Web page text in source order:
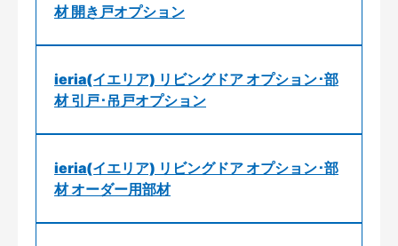
材 開き戸オプション
ieria(イエリア) リビングドア オプション･部
材 引戸･吊戸オプション
ieria(イエリア) リビングドア オプション･部
材 オーダー用部材